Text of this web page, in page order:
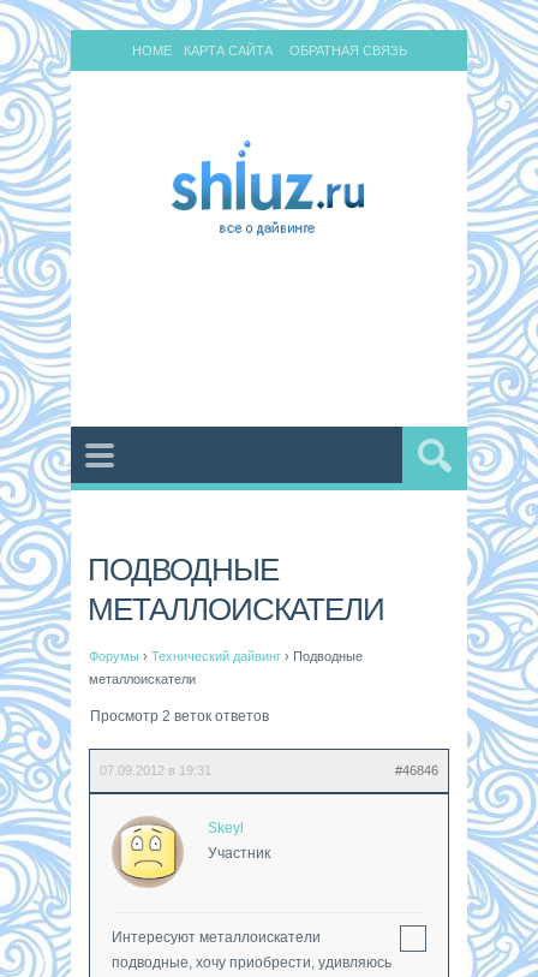
HOME КАРТА САЙТА ОБРАТНАЯ СВЯЗЬ
ПОДВОДНЫЕ
МЕТАЛЛОИСКАТЕЛИ
Форумы › Технический дайвинг › Подводные
металлоискатели
Просмотр 2 веток ответов
07.09.2012 в 19:31 #46846
Skeyl
Участник
Интересуют металлоискатели
подводные, хочу приобрести, удивляюсь